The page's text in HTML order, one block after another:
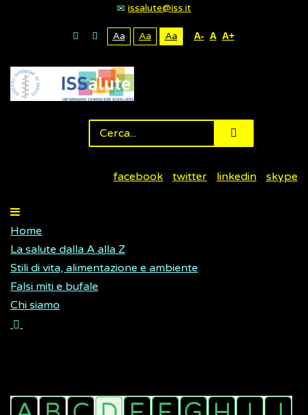
issalute@iss.it
Aa Aa Aa A- A A+
facebook twitter linkedin skype
Home
La salute dalla A alla Z
Stili di vita, alimentazione e ambiente
Falsi miti e bufale
Chi siamo